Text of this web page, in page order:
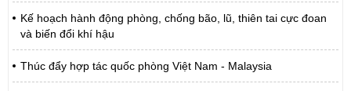
Kế hoạch hành động phòng, chống bão, lũ, thiên tai cực đoan
và biến đổi khí hậu
Thúc đẩy hợp tác quốc phòng Việt Nam - Malaysia